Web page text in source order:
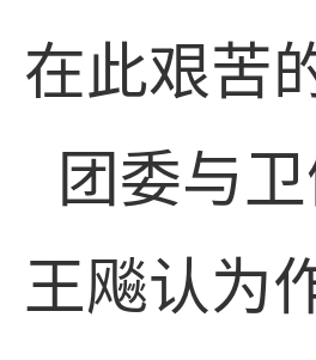
在此艰苦
团委与
王飚认为